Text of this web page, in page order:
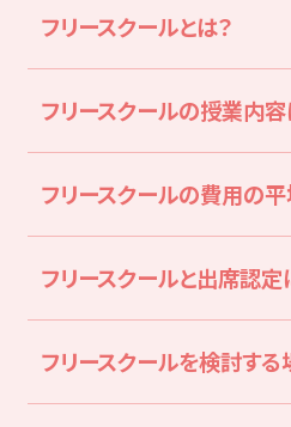
LITALICOワンダー
LITALICOライフ
LITALICO仕事ナビ
LITALICO研究所
フリースクールとは？
フリースクールの授業内容
フリースクールの費用の平
フリースクールと出席認定
フリースクールを検討す